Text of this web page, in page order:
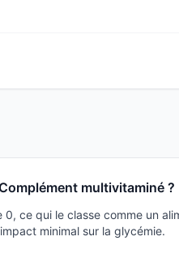
multivitaminé ?
ce qui le classe comme un
minimal sur la glycémie.